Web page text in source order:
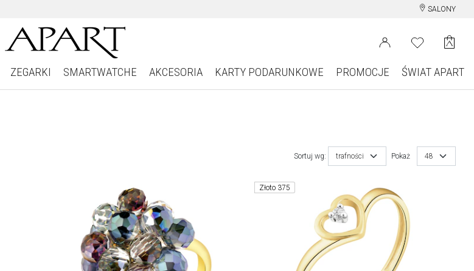
SALONY
ZEGARKI SMARTWATCHE AKCESORIA KARTY PODARUNKOWE PROMOCJE ŚWIAT APART
Sortuj wg: trafności Pokaż 48
Złoto 375